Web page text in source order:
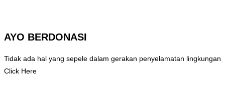
AYO BERDONASI
Tidak ada hal yang sepele dalam gerakan penyelamatan lingkungan
Click Here